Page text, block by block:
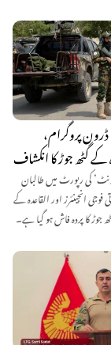
پروگرام،
گٹھ جوڑ کا انکشاف
کی رپورٹ میں طالبان
انجینئرز اور القاعدہ کے
جوڑ کا پردہ فاش ہو گیا ہے۔